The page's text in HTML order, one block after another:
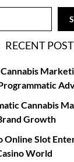
RECENT
Cannabis
Growth
Online Slot
World